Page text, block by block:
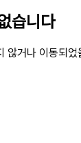
습니다
않거나 이동되었